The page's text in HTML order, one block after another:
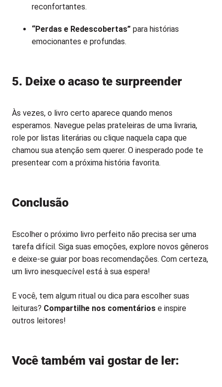
reconfortantes.
“Perdas e Redescobertas” para histórias
emocionantes e profundas.
5. Deixe o acaso te surpreender
Às vezes, o livro certo aparece quando menos
esperamos. Navegue pelas prateleiras de uma livraria,
role por listas literárias ou clique naquela capa que
chamou sua atenção sem querer. O inesperado pode te
presentear com a próxima história favorita.
Conclusão
Escolher o próximo livro perfeito não precisa ser uma
tarefa difícil. Siga suas emoções, explore novos gêneros
e deixe-se guiar por boas recomendações. Com certeza,
um livro inesquecível está à sua espera!
E você, tem algum ritual ou dica para escolher suas
leituras? Compartilhe nos comentários e inspire
outros leitores!
Você também vai gostar de ler: